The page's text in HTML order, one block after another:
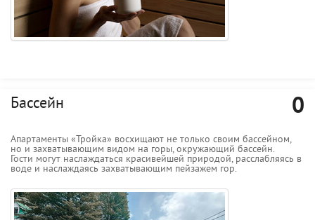
Бассейн 0
Апартаменты «Тройка» восхищают не только своим бассейном,
но и захватывающим видом на горы, окружающий бассейн.
Гости могут наслаждаться красивейшей природой, расслабляясь в
воде и наслаждаясь захватывающим пейзажем гор.